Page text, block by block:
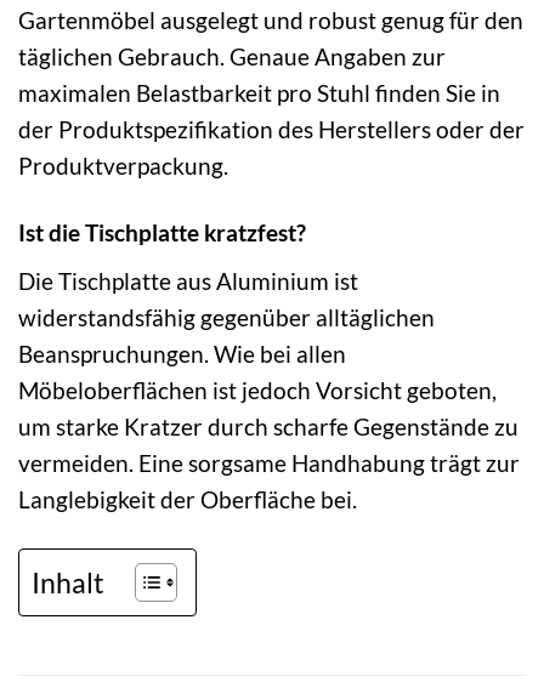
Gartenmöbel ausgelegt und robust genug für den
täglichen Gebrauch. Genaue Angaben zur
maximalen Belastbarkeit pro Stuhl finden Sie in
der Produktspezifikation des Herstellers oder der
Produktverpackung.
Ist die Tischplatte kratzfest?
Die Tischplatte aus Aluminium ist
widerstandsfähig gegenüber alltäglichen
Beanspruchungen. Wie bei allen
Möbeloberflächen ist jedoch Vorsicht geboten,
um starke Kratzer durch scharfe Gegenstände zu
vermeiden. Eine sorgsame Handhabung trägt zur
Langlebigkeit der Oberfläche bei.
Inhalt